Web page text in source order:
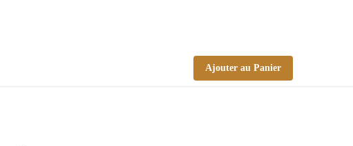
Ajouter au Panier